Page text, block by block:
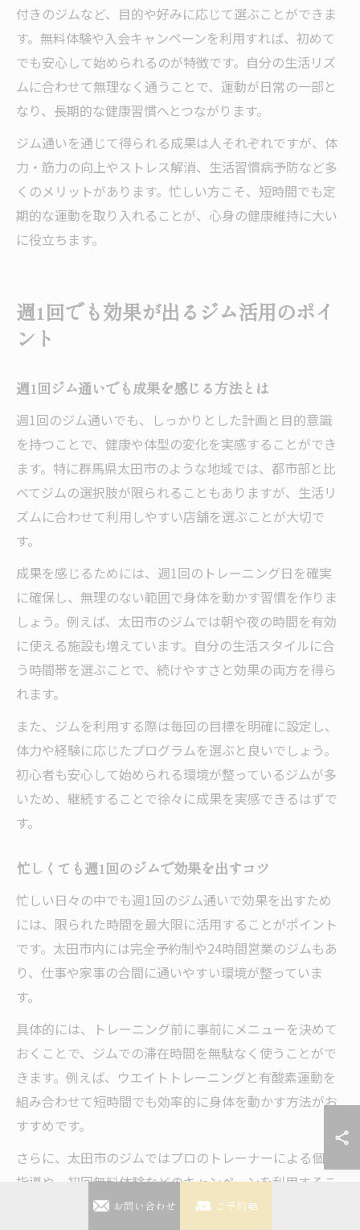
付きのジムなど、目的や好みに応じて選ぶことができま
す。無料体験や入会キャンペーンを利用すれば、初めて
でも安心して始められるのが特徴です。自分の生活リズ
ムに合わせて無理なく通うことで、運動が日常の一部と
なり、長期的な健康習慣へとつながります。
ジム通いを通じて得られる成果は人それぞれですが、体
力・筋力の向上やストレス解消、生活習慣病予防など多
くのメリットがあります。忙しい方こそ、短時間でも定
期的な運動を取り入れることが、心身の健康維持に大い
に役立ちます。
週1回でも効果が出るジム活用のポイ
ント
週1回ジム通いでも成果を感じる方法とは
週1回のジム通いでも、しっかりとした計画と目的意識
を持つことで、健康や体型の変化を実感することができ
ます。特に群馬県太田市のような地域では、都市部と比
べてジムの選択肢が限られることもありますが、生活リ
ズムに合わせて利用しやすい店舗を選ぶことが大切で
す。
成果を感じるためには、週1回のトレーニング日を確実
に確保し、無理のない範囲で身体を動かす習慣を作りま
しょう。例えば、太田市のジムでは朝や夜の時間を有効
に使える施設も増えています。自分の生活スタイルに合
う時間帯を選ぶことで、続けやすさと効果の両方を得ら
れます。
また、ジムを利用する際は毎回の目標を明確に設定し、
体力や経験に応じたプログラムを選ぶと良いでしょう。
初心者も安心して始められる環境が整っているジムが多
いため、継続することで徐々に成果を実感できるはずで
す。
忙しくても週1回のジムで効果を出すコツ
忙しい日々の中でも週1回のジム通いで効果を出すため
には、限られた時間を最大限に活用することがポイント
です。太田市内には完全予約制や24時間営業のジムもあ
り、仕事や家事の合間に通いやすい環境が整っていま
す。
具体的には、トレーニング前に事前にメニューを決めて
おくことで、ジムでの滞在時間を無駄なく使うことがで
きます。例えば、ウエイトトレーニングと有酸素運動を
組み合わせて短時間でも効率的に身体を動かす方法がお
すすめです。
さらに、太田市のジムではプロのトレーナーによる個別
指導や、初回無料体験などのキャンペーンを利用するこ
とで、自分に合った運動方法を見つけやすくなります。
お問い合わせ ご予約